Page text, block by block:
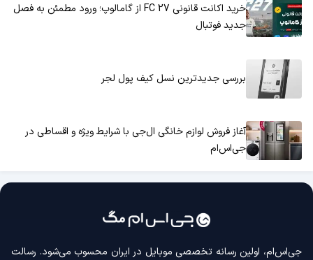
خرید اکانت قانونی FC 27 از گامالوپ؛ ورود مطمئن به فصل
جدید فوتبال
بررسی جدیدترین نسل کیف پول لجر
آغاز فروش لوازم خانگی ال‌جی با شرایط ویژه و اقساطی در
جی‌اس‌ام
جی‌اس‌ام، اولین رسانه‌ تخصصی موبایل در ایران محسوب می‌شود. رسالت